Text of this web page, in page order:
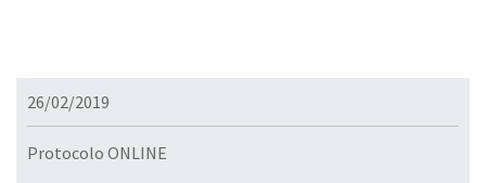
26/02/2019
Protocolo ONLINE